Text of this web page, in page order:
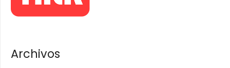
Archivos